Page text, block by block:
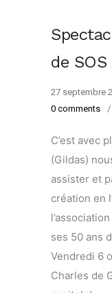
de
27 septembre
0 comments
/
C’est avec
(Gildas)
assister et
création en
ses 50 ans
Vendredi 6
Charles de